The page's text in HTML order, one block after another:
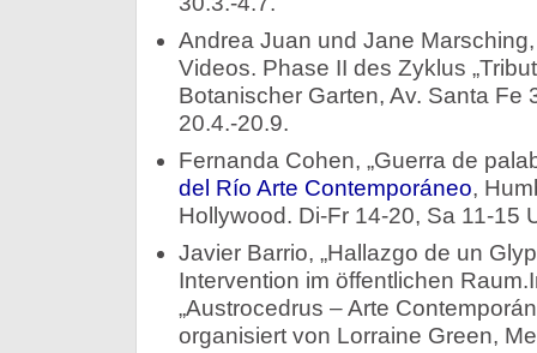
Andrea Juan und Jane Marsching,
Videos. Phase II des Zyklus
Botanischer Garten, Av. Santa Fe
20.4.-20.9.
Fernanda Cohen, „Guerra de
del Río Arte Contemporáneo,
Hollywood. Di-Fr 14-20, Sa 11-15
Javier Barrio, „Hallazgo de un
Intervention im öffentlichen
„Austrocedrus – Arte
organisiert von Lorraine Green,